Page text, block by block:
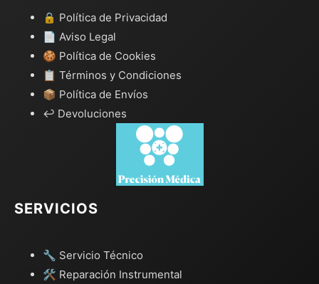
🔒 Política de Privacidad
📄 Aviso Legal
🍪 Política de Cookies
📋 Términos y Condiciones
📦 Política de Envíos
↩️ Devoluciones
SERVICIOS
🔧 Servicio Técnico
🛠️ Reparación Instrumental